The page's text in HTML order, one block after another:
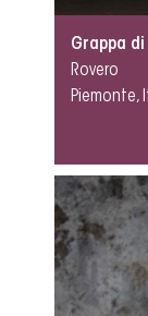
Grappa di
Rovero
Piemonte,